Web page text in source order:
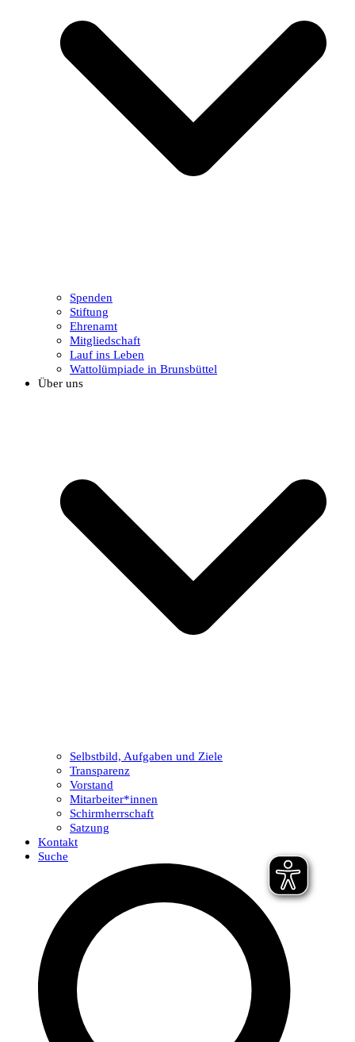
Spenden
Stiftung
Ehrenamt
Mitgliedschaft
Lauf ins Leben
Wattolümpiade in Brunsbüttel
Über uns
Selbstbild, Aufgaben und Ziele
Transparenz
Vorstand
Mitarbeiter*innen
Schirmherrschaft
Satzung
Kontakt
Suche